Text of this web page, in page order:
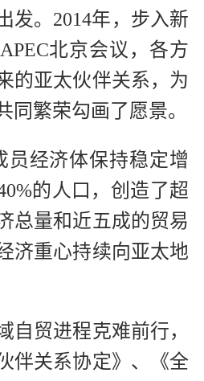
发。2014年，步入新
北京会议，各方
的亚太伙伴关系，为
同繁荣勾画了愿景。
员经济体保持稳定增
的人口，创造了超
总量和近五成的贸易
济重心持续向亚太地
自贸进程克难前行，
伴关系协定》、《全